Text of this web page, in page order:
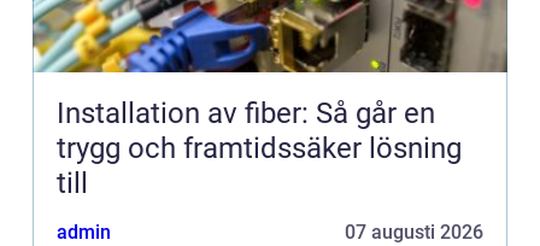
Installation av fiber: Så går en
trygg och framtidssäker lösning
till
admin 07 augusti 2026